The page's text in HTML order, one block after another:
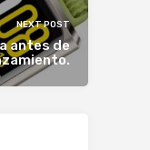
NEXT POST
antes de